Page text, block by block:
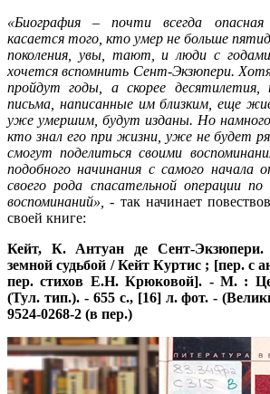
«Биография – почти всегда
касается того, кто умер не больше
поколения, увы, тают, и люди с
хочется вспомнить Сент-Экзюпери. Хотя
пройдут годы, а скорее
письма, написанные им близким, еще
уже умершим, будут изданы. Но намного
кто знал его при жизни, уже не будет
смогут поделиться своими
подобного начинания с самого начала
своего рода спасательной операции по
воспоминаний»,- так начинает
своей книге:
Кейт, К. Антуан де Сент-
земной судьбой / Кейт Куртис ; [пер. с
пер. стихов Е.Н. Крюковой]. - М. :
(Тул. тип.). - 655 с., [16] л. фот. -
9524-0268-2 (в пер.)